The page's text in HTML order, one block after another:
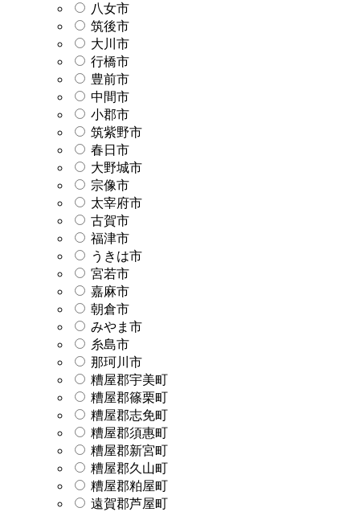
八女市
筑後市
大川市
行橋市
豊前市
中間市
小郡市
筑紫野市
春日市
大野城市
宗像市
太宰府市
古賀市
福津市
うきは市
宮若市
嘉麻市
朝倉市
みやま市
糸島市
那珂川市
糟屋郡宇美町
糟屋郡篠栗町
糟屋郡志免町
糟屋郡須惠町
糟屋郡新宮町
糟屋郡久山町
糟屋郡粕屋町
遠賀郡芦屋町